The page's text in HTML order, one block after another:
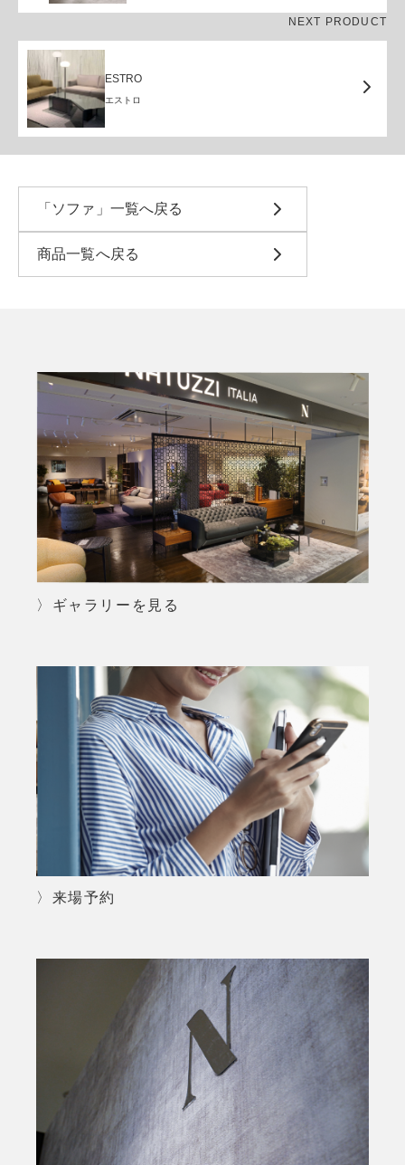
NEXT PRODUCT
ESTRO
エストロ
「ソファ」一覧へ戻る
商品一覧へ戻る
〉ギャラリーを見る
〉来場予約